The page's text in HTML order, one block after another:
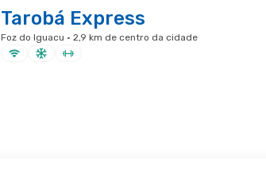
Tarobá Express
Foz do Iguacu · 2,9 km de centro da cidade